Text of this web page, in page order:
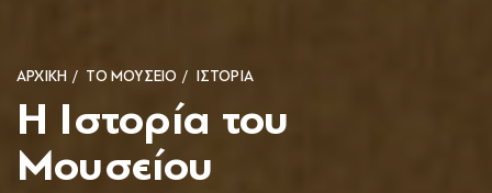
ΑΡΧΙΚΗ ΤΟ ΜΟΥΣΕΙΟ ΙΣΤΟΡΙΑ
H Ιστορία του
Μουσείου